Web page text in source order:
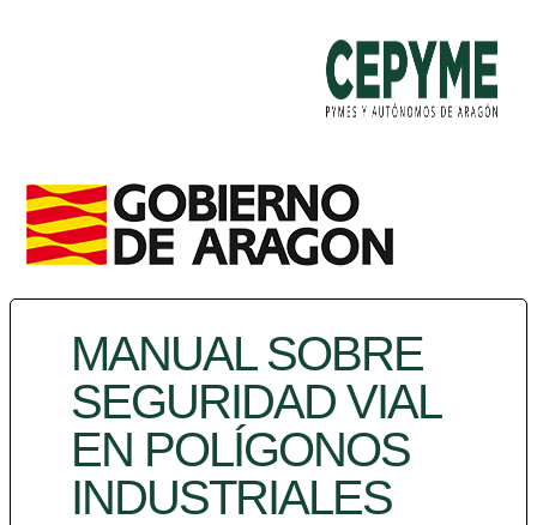
MANUAL SOBRE
SEGURIDAD VIAL
EN POLÍGONOS
INDUSTRIALES